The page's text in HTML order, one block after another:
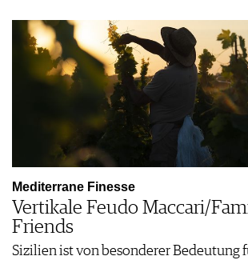
Mediterrane Finesse
Vertikale Feudo Maccari/
Friends
Sizilien ist von besonderer Bedeutung